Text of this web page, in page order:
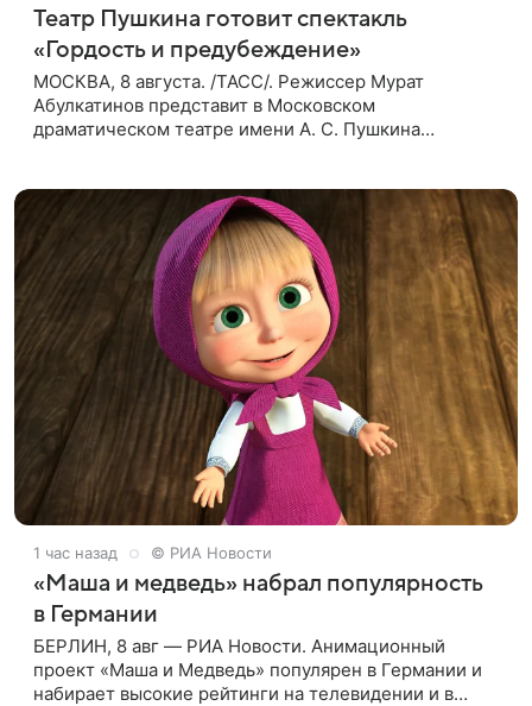
Театр Пушкина готовит спектакль
«Гордость и предубеждение»
МОСКВА, 8 августа. /ТАСС/. Режиссер Мурат
Абулкатинов представит в Московском
драматическом театре имени А. С. Пушкина
1 час назад © РИА Новости
«Маша и медведь» набрал популярность
в Германии
БЕРЛИН, 8 авг — РИА Новости. Анимационный
проект «Маша и Медведь» популярен в Германии и
набирает высокие рейтинги на телевидении и в